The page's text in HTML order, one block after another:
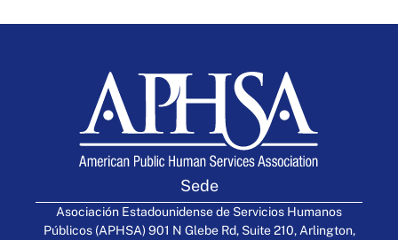
Sede
Asociación Estadounidense de Servicios Humanos
Públicos (APHSA) 901 N Glebe Rd, Suite 210, Arlington,